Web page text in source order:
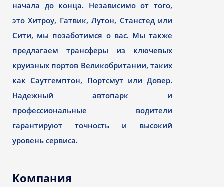
начала до конца. Независимо от того,
это Хитроу, Гатвик, Лутон, Станстед или
Сити, мы позаботимся о вас. Мы также
предлагаем трансферы из ключевых
круизных портов Великобритании, таких
как Саутгемптон, Портсмут или Довер.
Надежный автопарк и
профессиональные водители
гарантируют точность и высокий
уровень сервиса.
Компания